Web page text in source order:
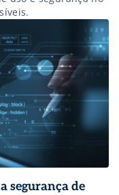
segurança de